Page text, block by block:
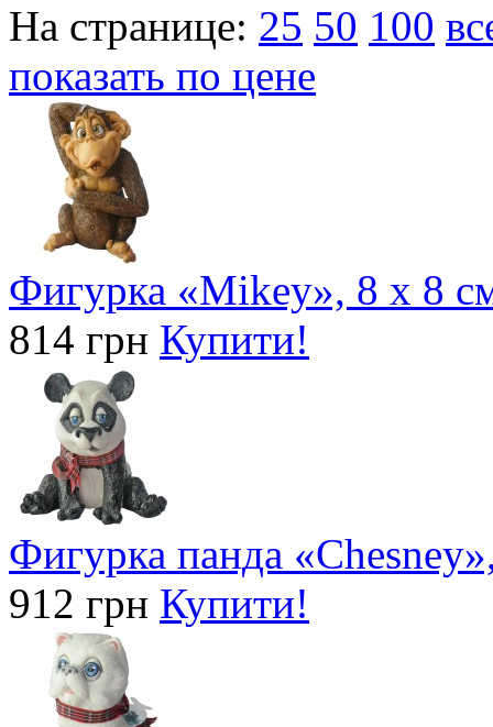
На странице: 25 50 100
показать по цене
Фигурка «Mikey», 8 x 8
814 грн Купити!
Фигурка панда
912 грн Купити!